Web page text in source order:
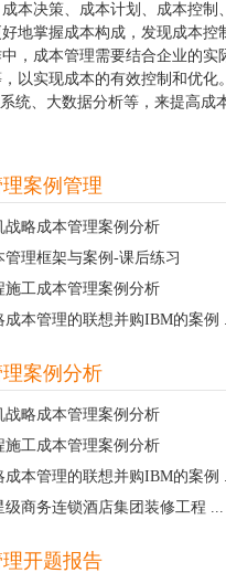
本决策、成本计划、成本控制
地掌握成本构成，发现成本控
，成本管理需要结合企业的实
以实现成本的有效控制和优化
统、大数据分析等，来提高成
案例管理
战略成本管理案例分析
管理框架与案例-课后练习
施工成本管理案例分析
成本管理的联想并购IBM的案例
案例分析
战略成本管理案例分析
施工成本管理案例分析
成本管理的联想并购IBM的案例
级商务连锁酒店集团装修工程 ...
开题报告